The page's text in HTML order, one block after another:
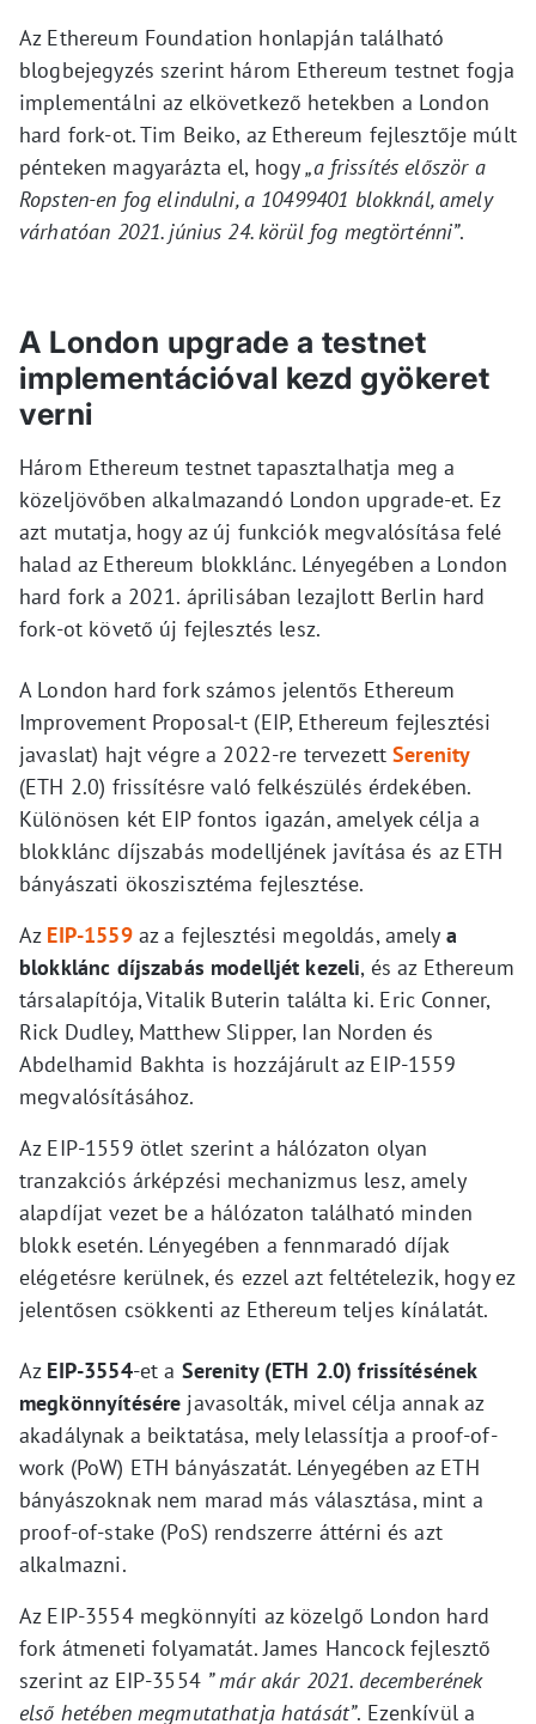
Az Ethereum Foundation honlapján található
blogbejegyzés szerint három Ethereum testnet fogja
implementálni az elkövetkező hetekben a London
hard fork-ot. Tim Beiko, az Ethereum fejlesztője múlt
pénteken magyarázta el, hogy„a frissítés először a
Ropsten-en fog elindulni, a 10499401 blokknál, amely
várhatóan 2021. június 24. körül fog megtörténni”.
A London upgrade a testnet
implementációval kezd gyökeret
verni
Három Ethereum testnet tapasztalhatja meg a
közeljövőben alkalmazandó London upgrade-et. Ez
azt mutatja, hogy az új funkciók megvalósítása felé
halad az Ethereum blokklánc. Lényegében a London
hard fork a 2021. áprilisában lezajlott Berlin hard
fork-ot követő új fejlesztés lesz.
A London hard fork számos jelentős Ethereum
Improvement Proposal-t (EIP, Ethereum fejlesztési
javaslat) hajt végre a 2022-re tervezett Serenity
(ETH 2.0) frissítésre való felkészülés érdekében.
Különösen két EIP fontos igazán, amelyek célja a
blokklánc díjszabás modelljének javítása és az ETH
bányászati ​​ökoszisztéma fejlesztése.
Az EIP-1559az a fejlesztési megoldás, amely a
blokklánc díjszabás modelljét kezeli, és az Ethereum
társalapítója, Vitalik Buterin találta ki. Eric Conner,
Rick Dudley, Matthew Slipper, Ian Norden és
Abdelhamid Bakhta is hozzájárult az EIP-1559
megvalósításához.
Az EIP-1559 ötlet szerint a hálózaton olyan
tranzakciós árképzési mechanizmus lesz, amely
alapdíjat vezet be a hálózaton található minden
blokk esetén. Lényegében a fennmaradó díjak
elégetésre kerülnek, és ezzel azt feltételezik, hogy ez
jelentősen csökkenti az Ethereum teljes kínálatát.
Az EIP-3554-et a Serenity (ETH 2.0) frissítésének
megkönnyítésére javasolták, mivel célja annak az
akadálynak a beiktatása, mely lelassítja a proof-of-
work (PoW) ETH bányászatát. Lényegében az ETH
bányászoknak nem marad más választása, mint a
proof-of-stake (PoS) rendszerre áttérni és azt
alkalmazni.
Az EIP-3554 megkönnyíti az közelgő London hard
fork átmeneti folyamatát. James Hancock fejlesztő
szerint az EIP-3554 ” már akár 2021. decemberének
első hetében megmutathatja hatását”. Ezenkívül a